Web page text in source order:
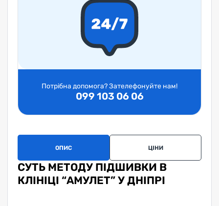
Потрібна допомога? Зателефонуйте нам!
099 103 06 06
ОПИС ЦІНИ
СУТЬ МЕТОДУ ПІДШИВКИ В
КЛІНІЦІ “АМУЛЕТ” У ДНІПРІ